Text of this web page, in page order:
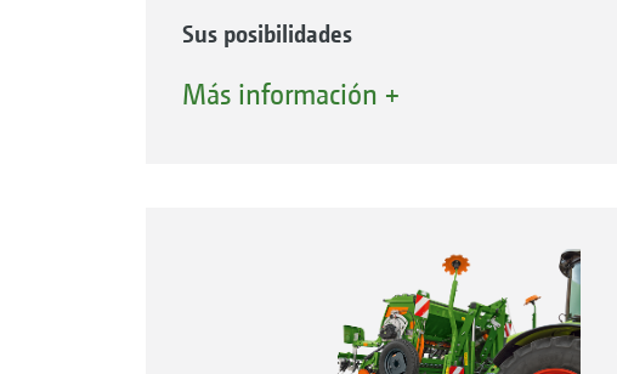
Sus posibilidades
Grada rotativa KE 02 Rotamix
Rodillo de barra SW
Más información +